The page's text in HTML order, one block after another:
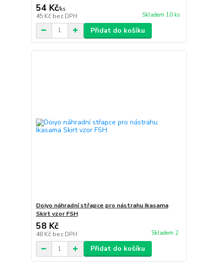
54 Kč/ks
45 Kč bez DPH Skladem 10 ks
Přidat do košíku
Doiyo náhradní střapce pro nástrahu Ikasama
Skirt vzor FSH
58 Kč
48 Kč bez DPH Skladem 2
Přidat do košíku